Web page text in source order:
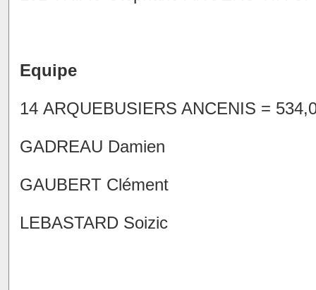
Equipe
14 ARQUEBUSIERS ANCENIS =
GADREAU Damien
GAUBERT Clément
LEBASTARD Soizic